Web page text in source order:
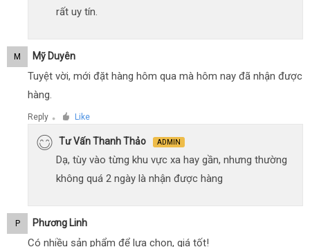
rất uy tín.
M Mỹ Duyên
Tuyệt vời, mới đặt hàng hôm qua mà hôm nay đã nhận được
hàng.
Reply ● Like
Tư Vấn Thanh Thảo ADMIN
Dạ, tùy vào từng khu vực xa hay gần, nhưng thường
không quá 2 ngày là nhận được hàng
P Phương Linh
Có nhiều sản phẩm để lựa chọn, giá tốt!